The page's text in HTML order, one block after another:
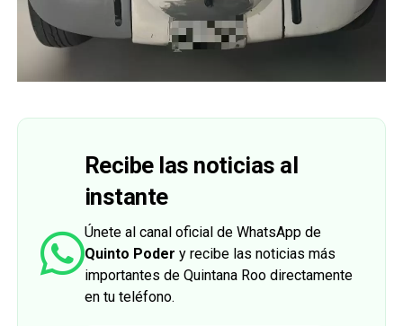
Recibe las noticias al
instante
Únete al canal oficial de WhatsApp de
Quinto Poder y recibe las noticias más
importantes de Quintana Roo directamente
en tu teléfono.